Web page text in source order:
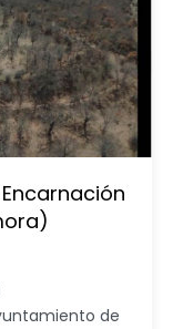
de